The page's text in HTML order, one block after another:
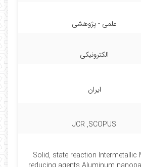
علمی - پژوهشی
الکترونیکی
ایران
JCR ,SCOPUS
Solid, state reaction Intermetallic